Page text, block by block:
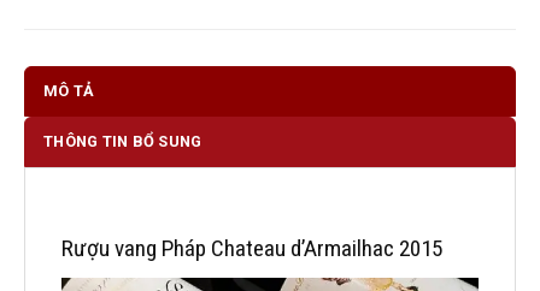
MÔ TẢ
THÔNG TIN BỔ SUNG
Rượu vang Pháp Chateau d’Armailhac 2015